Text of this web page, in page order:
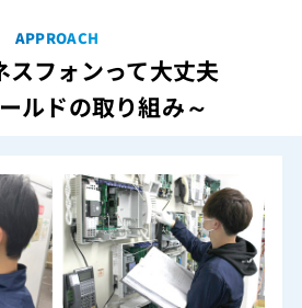
APPROACH
スフォンって大丈夫
ルドの取り組み～